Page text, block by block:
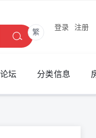
繁
登录 注册
论坛 分类信息